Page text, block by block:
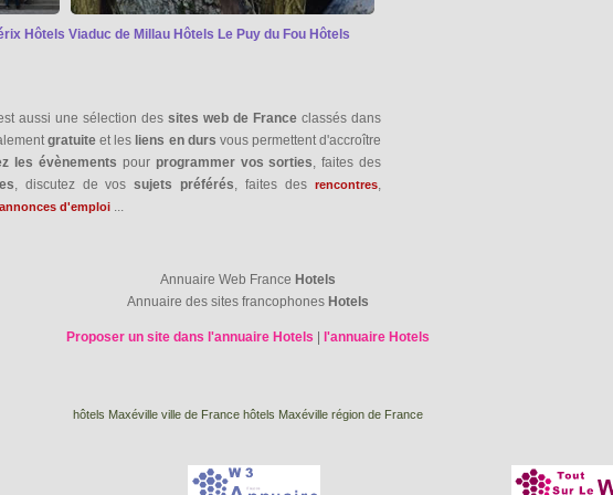
Hôtels Viaduc de Millau Hôtels Le Puy du Fou Hôtels
aussi une sélection des sites web de France classés dans
gratuiteet les liens en durs vous permettent d'accroître
les évènements pour programmer vos sorties, faites des
, discutez de vossujets préférés, faites desrencontres,
annonces d'emploi ...
Annuaire Web France Hotels
Annuaire des sites francophones Hotels
Proposer un site dans l'annuaire Hotels l'annuaire Hotels
hôtels Maxéville ville de France hôtels Maxéville région de France